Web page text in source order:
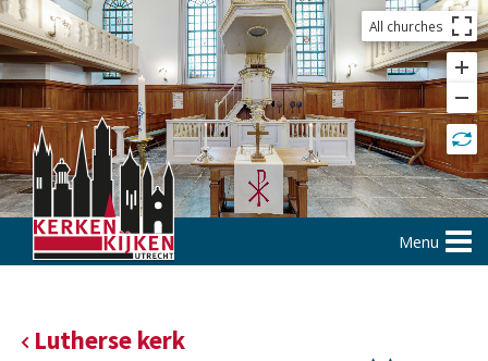
All churches
Menu
Lutherse kerk